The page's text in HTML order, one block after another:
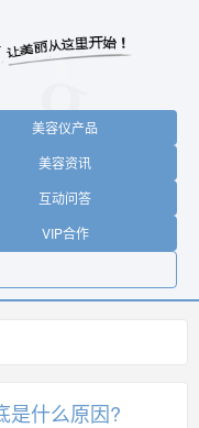
美容仪产品
美容资讯
互动问答
VIP合作
是什么原因?